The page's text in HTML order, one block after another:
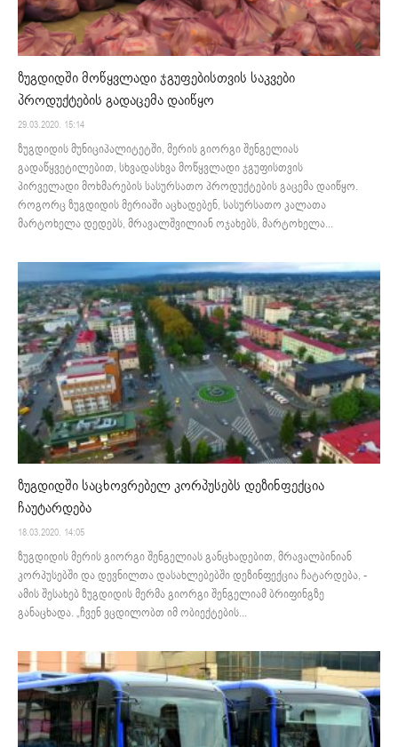
ზუგდიდში მოწყვლადი ჯგუფებისთვის საკვები
პროდუქტების გადაცემა დაიწყო
29.03.2020. 15:14
ზუგდიდის მუნიციპალიტეტში, მერის გიორგი შენგელიას
გადაწყვეტილებით, სხვადასხვა მოწყვლადი ჯგუფისთვის
პირველადი მოხმარების სასურსათო პროდუქტების გაცემა დაიწყო.
როგორც ზუგდიდის მერიაში აცხადებენ, სასურსათო კალათა
მარტოხელა დედებს, მრავალშვილიან ოჯახებს, მარტოხელა...
ზუგდიდში საცხოვრებელ კორპუსებს დეზინფექცია
ჩაუტარდება
18.03.2020. 14:05
ზუგდიდის მერის გიორგი შენგელიას განცხადებით, მრავალბინიან
კორპუსებში და დევნილთა დასახლებებში დეზინფექცია ჩატარდება, -
ამის შესახებ ზუგდიდის მერმა გიორგი შენგელიამ ბრიფინგზე
განაცხადა. „ჩვენ ვცდილობთ იმ ობიექტების...